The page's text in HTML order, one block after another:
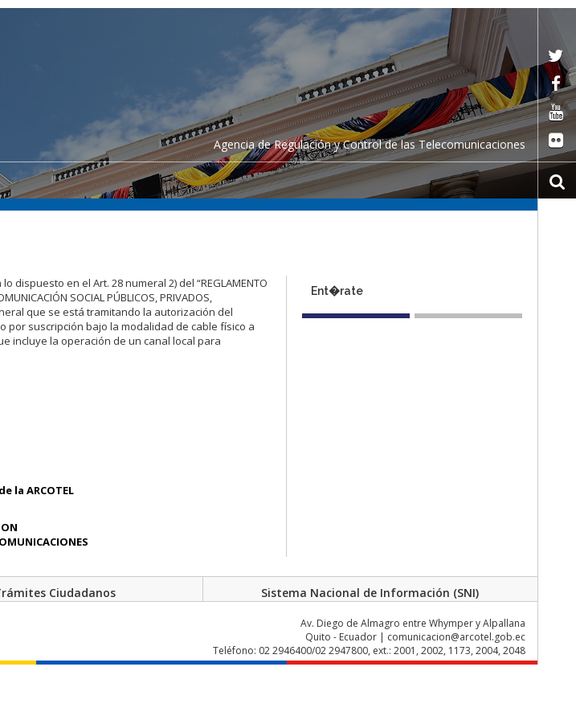
Agencia de Regulación y Control de las Telecomunicaciones
dispuesto en el Art. 28 numeral 2) del “REGLAMENTO
SOCIAL PÚBLICOS, PRIVADOS,
que se está tramitando la autorización del
suscripción bajo la modalidad de cable físico a
incluye la operación de un canal local para
la ARCOTEL
Ent�rate
Ciudadanos Sistema Nacional de Información (SNI)
Av. Diego de Almagro entre Whymper y Alpallana
Quito - Ecuador | comunicacion@arcotel.gob.ec
Teléfono: 02 2946400/02 2947800, ext.: 2001, 2002, 1173, 2004, 2048